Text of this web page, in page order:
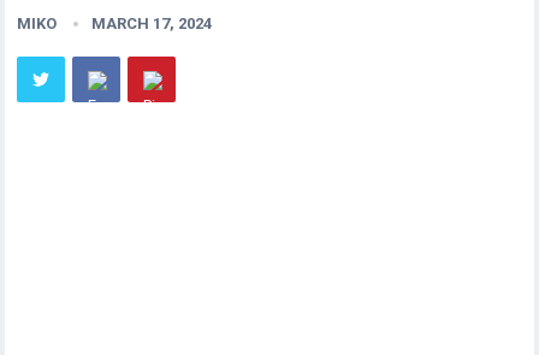
MIKO MARCH 17, 2024